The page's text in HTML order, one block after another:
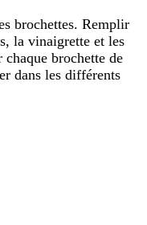
brochettes. Remplir
la vinaigrette et les
chaque brochette de
dans les différents